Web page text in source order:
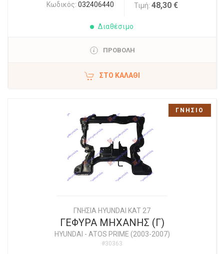
Κωδικός: 032406440 Τιμή: 48,30 €
Διαθέσιμο
ΠΡΟΒΟΛΗ
ΣΤΟ ΚΑΛΆΘΙ
ΓΝΗΣΙΑ HYUNDAI KAT 27
ΓΕΦΥΡΑ ΜΗΧΑΝΗΣ (Γ)
HYUNDAI - ATOS PRIME (2003-2007)
#30363
ΓΝΗΣΙΟ